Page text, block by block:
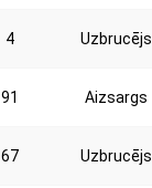
4 Uzbrucējs
91 Aizsargs
67 Uzbrucējs